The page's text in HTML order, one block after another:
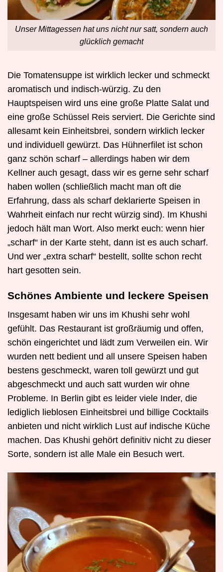
Unser Mittagessen hat uns nicht nur satt, sondern auch
glücklich gemacht
Die Tomatensuppe ist wirklich lecker und schmeckt
aromatisch und indisch-würzig. Zu den
Hauptspeisen wird uns eine große Platte Salat und
eine große Schüssel Reis serviert. Die Gerichte sind
allesamt kein Einheitsbrei, sondern wirklich lecker
und individuell gewürzt. Das Hühnerfilet ist schon
ganz schön scharf – allerdings haben wir dem
Kellner auch gesagt, dass wir es gerne sehr scharf
haben wollen (schließlich macht man oft die
Erfahrung, dass als scharf deklarierte Speisen in
Wahrheit einfach nur recht würzig sind). Im Khushi
jedoch hält man Wort. Also merkt euch: wenn hier
„scharf“ in der Karte steht, dann ist es auch scharf.
Und wer „extra scharf“ bestellt, sollte schon recht
hart gesotten sein.
Schönes Ambiente und leckere Speisen
Insgesamt haben wir uns im Khushi sehr wohl
gefühlt. Das Restaurant ist großräumig und offen,
schön eingerichtet und lädt zum Verweilen ein. Wir
wurden nett bedient und all unsere Speisen haben
bestens geschmeckt, waren toll gewürzt und gut
abgeschmeckt und auch satt wurden wir ohne
Probleme. In Berlin gibt es leider viele Inder, die
lediglich lieblosen Einheitsbrei und billige Cocktails
anbieten und nicht wirklich Lust auf indische Küche
machen. Das Khushi gehört definitiv nicht zu dieser
Sorte, sondern ist alle Male ein Besuch wert.